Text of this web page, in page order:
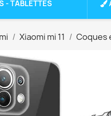
- TABLETTES
Xiaomi mi 11 Coques